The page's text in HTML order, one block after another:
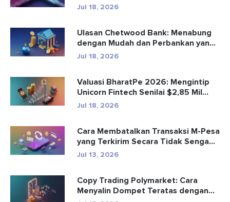
Jul 18, 2026
Ulasan Chetwood Bank: Menabung
dengan Mudah dan Perbankan yang
Aman
Jul 18, 2026
Valuasi BharatPe 2026: Mengintip
Unicorn Fintech Senilai $2,85 Mil...
Jul 18, 2026
Cara Membatalkan Transaksi M-Pesa
yang Terkirim Secara Tidak Senga...
Jul 13, 2026
Copy Trading Polymarket: Cara
Menyalin Dompet Teratas dengan